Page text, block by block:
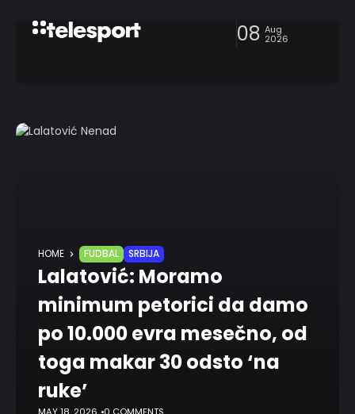
08 Aug
2026
HOME FUDBAL SRBIJA
Lalatović: Moramo
minimum petorici da damo
po 10.000 evra mesečno, od
toga makar 30 odsto ‘na
ruke’